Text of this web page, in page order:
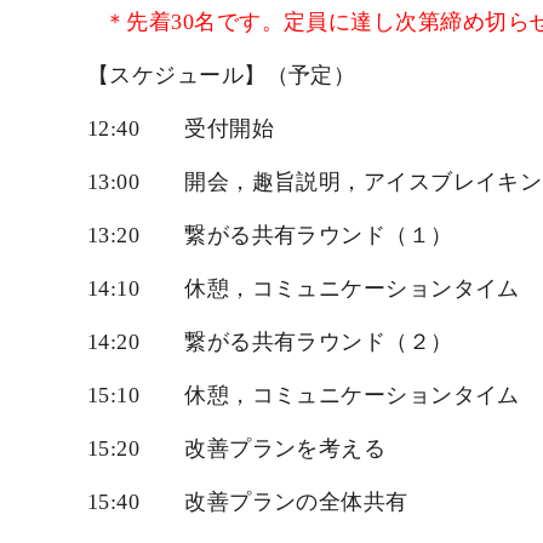
＊先着30名です。定員に達し次第締め切ら
【スケジュール】（予定）
12:40 受付開始
13:00 開会，趣旨説明，アイスブレイキ
13:20繋がる共有ラウンド（１）
14:10休憩，コミュニケーションタイム
14:20繋がる共有ラウンド（２）
15:10休憩，コミュニケーションタイム
15:20改善プランを考える
15:40改善プランの全体共有